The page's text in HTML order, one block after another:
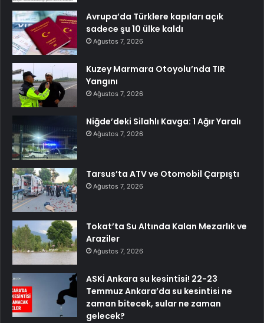
Avrupa’da Türklere kapıları açık
sadece şu 10 ülke kaldı
Ağustos 7, 2026
Kuzey Marmara Otoyolu’nda TIR
Yangını
Ağustos 7, 2026
Niğde’deki Silahlı Kavga: 1 Ağır Yaralı
Ağustos 7, 2026
Tarsus’ta ATV ve Otomobil Çarpıştı
Ağustos 7, 2026
Tokat’ta Su Altında Kalan Mezarlık ve
Araziler
Ağustos 7, 2026
ASKİ Ankara su kesintisi! 22-23
Temmuz Ankara’da su kesintisi ne
zaman bitecek, sular ne zaman
gelecek?